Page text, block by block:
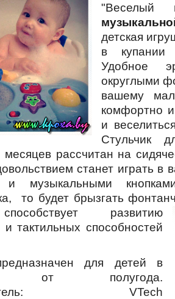
"Веселый
детская
в купании
Удобное
округлыми
вашему
комфортно
и
Стульчик
месяцев рассчитан на
станет играть
и музыкальными
то будет брызгать
развитию
и тактильных способностей
для детей в
от полугода.
VTech